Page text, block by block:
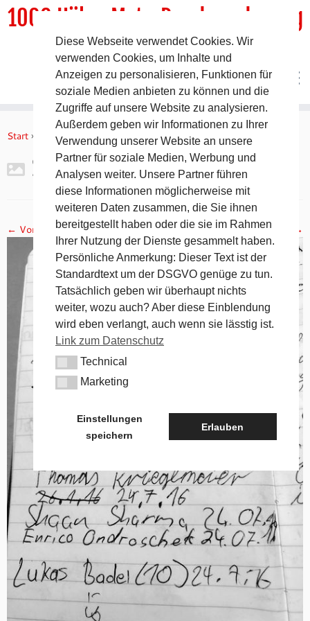
Inhalt
1000 HöhenMeterRundwanderweg
DER Rundwanderweg um Pommelsbrunn
Start » Gipfelbuch Ruine Lichtenstein » 2017-11-05 19.09.37
2017-11-05 19.09.37
← Vorheriges Nächstes →
Diese Webseite verwendet Cookies. Wir
verwenden Cookies, um Inhalte und
Anzeigen zu personalisieren, Funktionen für
soziale Medien anbieten zu können und die
Zugriffe auf unsere Website zu analysieren.
Außerdem geben wir Informationen zu Ihrer
Verwendung unserer Website an unsere
Partner für soziale Medien, Werbung und
Analysen weiter. Unsere Partner führen
diese Informationen möglicherweise mit
weiteren Daten zusammen, die Sie ihnen
bereitgestellt haben oder die sie im Rahmen
Ihrer Nutzung der Dienste gesammelt haben.
Persönliche Anmerkung: Dieser Text ist der
Standardtext um der DSGVO genüge zu tun.
Tatsächlich geben wir überhaupt nichts
weiter, wozu auch? Aber diese Einblendung
wird eben verlangt, auch wenn sie lässtig ist.
Link zum Datenschutz
TechnicalTechnical
MarketingMarketing
Einstellungen
speichern
Erlauben